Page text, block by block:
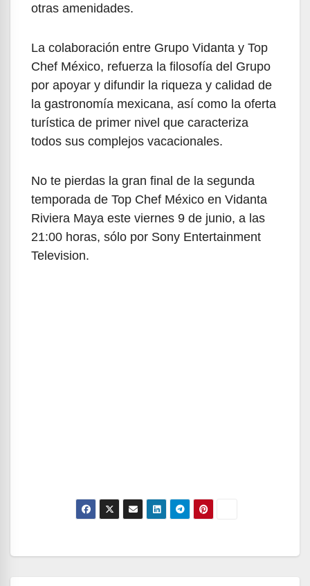
otras amenidades.
La colaboración entre Grupo Vidanta y Top
Chef México, refuerza la filosofía del Grupo
por apoyar y difundir la riqueza y calidad de
la gastronomía mexicana, así como la oferta
turística de primer nivel que caracteriza
todos sus complejos vacacionales.
No te pierdas la gran final de la segunda
temporada de Top Chef México en Vidanta
Riviera Maya este viernes 9 de junio, a las
21:00 horas, sólo por Sony Entertainment
Television.
Navegación